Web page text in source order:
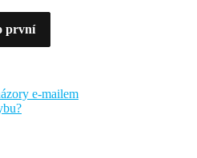
první
e-mailem